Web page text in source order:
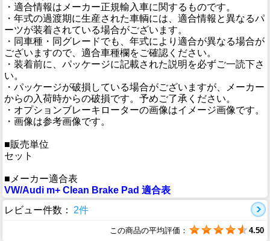
・適合情報はメーカー正規輸入車に関するものです。
・年式の過渡期に生産された車輌には、適合情報と異なるパ
ーツが装着されている場合がございます。
・同車種・同グレードでも、年式により適合が異なる場合が
ございますので、適合車種欄をご確認ください。
・装着前に、パッケージに記載された説明を必ずご一読下さ
い。
・パッケージが破損している場合がございますが、メーカー
からの入荷時からの破損です。予めご了承ください。
・オプションブレーキローターの画像はイメージ画像です。
・画像は参考画像です。
■販売単位
セット
■メーカー適合表
VW/Audi m+ Clean Brake Pad 適合表
レビュー件数：
2件
この商品の平均評価： 4.50